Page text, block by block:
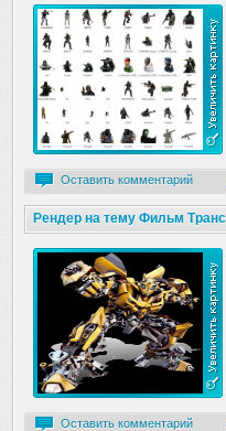
Оставить комментарий
Рендер на тему Фильм
Оставить комментарий